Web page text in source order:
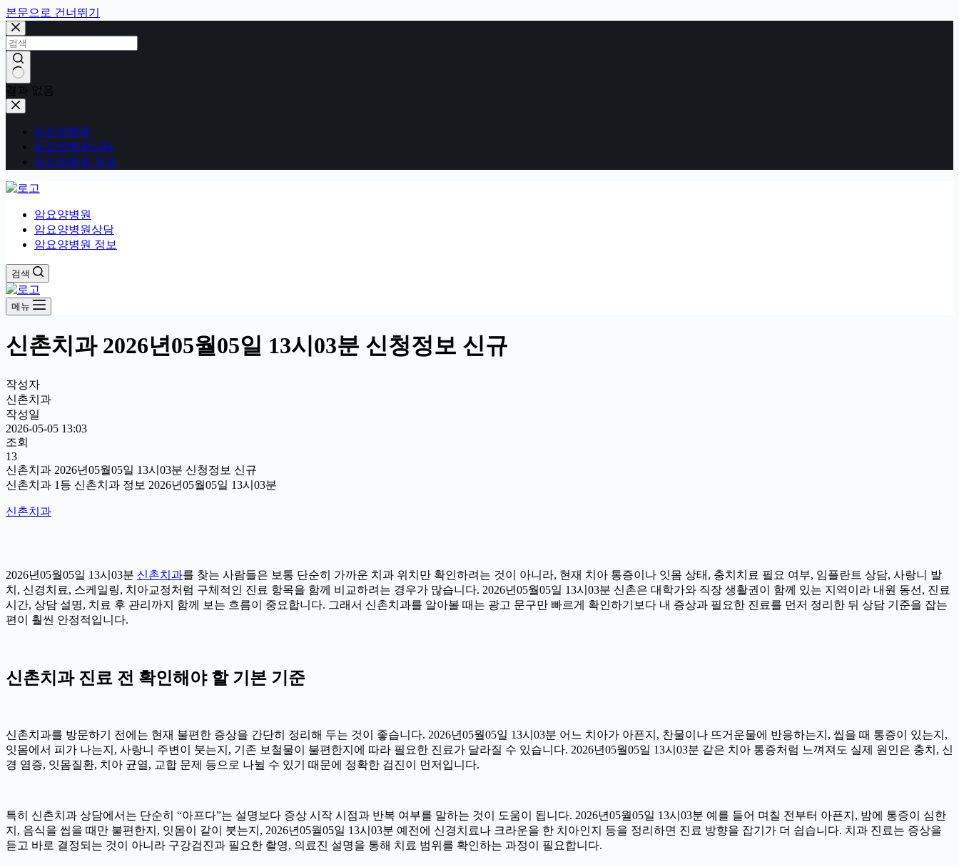
본문으로 건너뛰기
결과 없음
암요양병원
암요양병원상담
암요양병원 정보
암요양병원
암요양병원상담
암요양병원 정보
검색
메뉴
신촌치과 2026년05월05일 13시03분 신청정보 신규
작성자
신촌치과
작성일
2026-05-05 13:03
조회
13
신촌치과 2026년05월05일 13시03분 신청정보 신규
신촌치과 1등 신촌치과 정보 2026년05월05일 13시03분
신촌치과
2026년05월05일 13시03분 신촌치과를 찾는 사람들은 보통 단순히 가까운 치과 위치만 확인하려는 것이 아니라, 현재 치아 통증이나 잇몸 상태, 충치치료 필요 여부, 임플란트 상담, 사랑니 발
치, 신경치료, 스케일링, 치아교정처럼 구체적인 진료 항목을 함께 비교하려는 경우가 많습니다. 2026년05월05일 13시03분 신촌은 대학가와 직장 생활권이 함께 있는 지역이라 내원 동선, 진료
시간, 상담 설명, 치료 후 관리까지 함께 보는 흐름이 중요합니다. 그래서 신촌치과를 알아볼 때는 광고 문구만 빠르게 확인하기보다 내 증상과 필요한 진료를 먼저 정리한 뒤 상담 기준을 잡는
편이 훨씬 안정적입니다.
신촌치과 진료 전 확인해야 할 기본 기준
신촌치과를 방문하기 전에는 현재 불편한 증상을 간단히 정리해 두는 것이 좋습니다. 2026년05월05일 13시03분 어느 치아가 아픈지, 찬물이나 뜨거운물에 반응하는지, 씹을 때 통증이 있는지,
잇몸에서 피가 나는지, 사랑니 주변이 붓는지, 기존 보철물이 불편한지에 따라 필요한 진료가 달라질 수 있습니다. 2026년05월05일 13시03분 같은 치아 통증처럼 느껴져도 실제 원인은 충치, 신
경 염증, 잇몸질환, 치아 균열, 교합 문제 등으로 나뉠 수 있기 때문에 정확한 검진이 먼저입니다.
특히 신촌치과 상담에서는 단순히 “아프다”는 설명보다 증상 시작 시점과 반복 여부를 말하는 것이 도움이 됩니다. 2026년05월05일 13시03분 예를 들어 며칠 전부터 아픈지, 밤에 통증이 심한
지, 음식을 씹을 때만 불편한지, 잇몸이 같이 붓는지, 2026년05월05일 13시03분 예전에 신경치료나 크라운을 한 치아인지 등을 정리하면 진료 방향을 잡기가 더 쉽습니다. 치과 진료는 증상을
듣고 바로 결정되는 것이 아니라 구강검진과 필요한 촬영, 의료진 설명을 통해 치료 범위를 확인하는 과정이 필요합니다.